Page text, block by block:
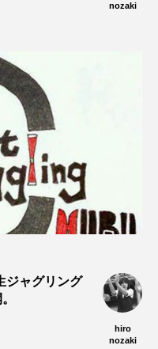
nozaki
ジャグリング
hiro
nozaki